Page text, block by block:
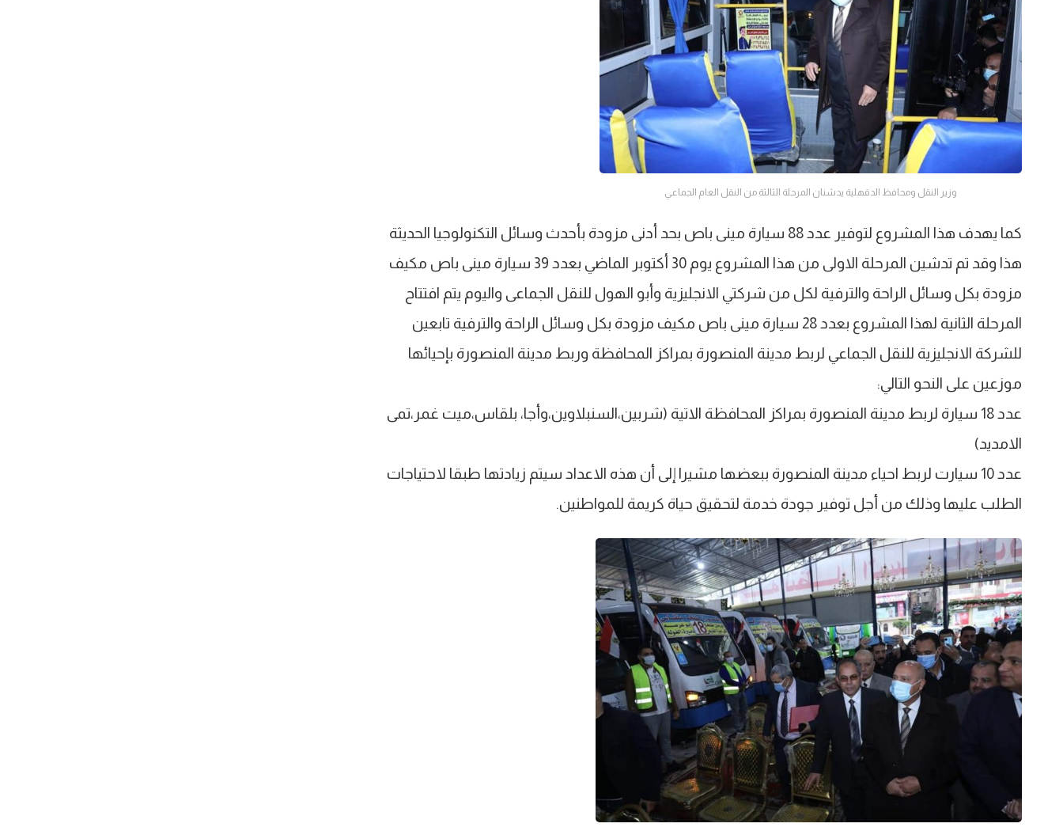
وزير النقل ومحافظ الدقهلية يدشنان المرحلة الثالثة من النقل العام الجماعي
كما يهدف هذا المشروع لتوفير عدد 88 سيارة مينى باص بحد أدنى مزودة بأحدث وسائل التكنولوجيا الحديثة
هذا وقد تم تدشين المرحلة الاولى من هذا المشروع يوم 30 أكتوبر الماضي بعدد 39 سيارة مينى باص مكيف
مزودة بكل وسائل الراحة والترفية لكل من شركتي الانجليزية وأبو الهول للنقل الجماعى واليوم يتم افتتاح
المرحلة الثانية لهذا المشروع بعدد 28 سيارة مينى باص مكيف مزودة بكل وسائل الراحة والترفية تابعين
للشركة الانجليزية للنقل الجماعي لربط مدينة المنصورة بمراكز المحافظة وربط مدينة المنصورة بإحيائها
موزعين على النحو التالي:
عدد 18 سيارة لربط مدينة المنصورة بمراكز المحافظة الاتية (شربين،السنبلاوين،وأجا، بلقاس،ميت غمر،تمى
الامديد)
عدد 10 سيارت لربط احياء مدينة المنصورة ببعضها مشيرا إلى أن هذه الاعداد سيتم زيادتها طبقا لاحتياجات
الطلب عليها وذلك من أجل توفير جودة خدمة لتحقيق حياة كريمة للمواطنين.